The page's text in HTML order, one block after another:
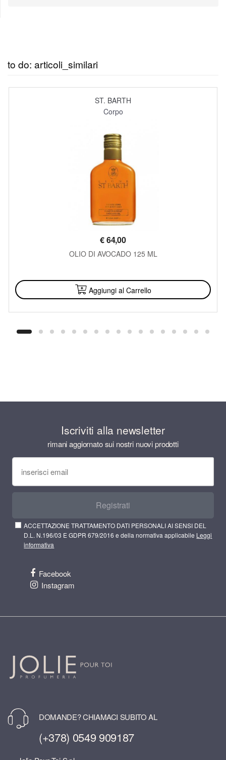
to do: articoli_similari
ST. BARTH
Corpo
€64,00
OLIO DI AVOCADO 125 ML
Aggiungi al Carrello
Iscriviti alla newsletter
rimani aggiornato sui nostri nuovi prodotti
Registrati
ACCETTAZIONE TRATTAMENTO DATI PERSONALI AI SENSI DEL
D.L. N.196/03 E GDPR 679/2016 e della normativa applicabile Leggi
informativa
Facebook
Instagram
DOMANDE? CHIAMACI SUBITO AL
(+378) 0549 909187